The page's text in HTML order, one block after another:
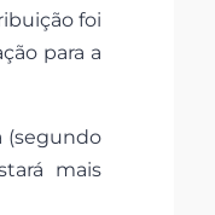
foi
para a
(segundo
mais